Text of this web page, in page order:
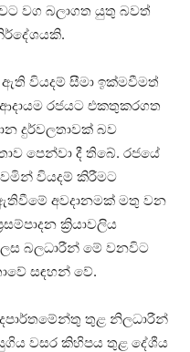
වග බලාගත යුතු බවත්
ඇති වියදම් සීමා ඉක්මවීමත්
රජයට එකතුකරගත
දුර්වලතාවක් බව
පෙන්වා දී තිබේ. රජයේ
වියදම් කිරීමට
අවදානමක් මතු වන
ක්‍රියාවලිය
බලධාරීන් මේ වනවිට
සඳහන් වේ.
තුළ නිලධාරීන්
වසර කිහිපය තුළ දේශීය